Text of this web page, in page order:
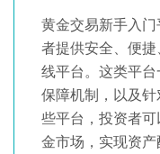
黄金交易新手入
者提供安全、便
线平台。这类平
保障机制，以及
些平台，投资者
金市场，实现资产